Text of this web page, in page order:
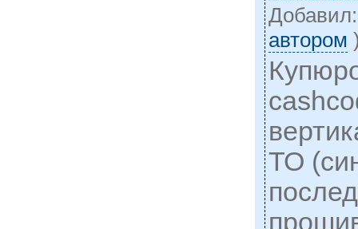
автором
ТО